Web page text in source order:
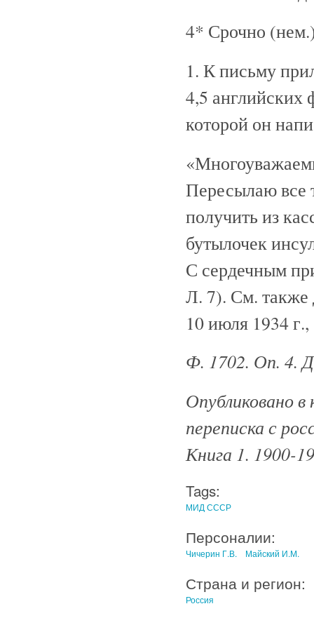
4* Срочно
1. К письму
4,5 английских
которой он
Пересылаю все
получить из
бутылочек
С сердечным
Л. 7). См.
10 июля 1934 г.,
Ф. 1702. Оп. 4.
Опубликовано
переписка с
Книга 1. 1900-
Tags:
МИД СССР
Персоналии:
Чичерин Г.В. Майский И.М.
Страна и регион:
Россия